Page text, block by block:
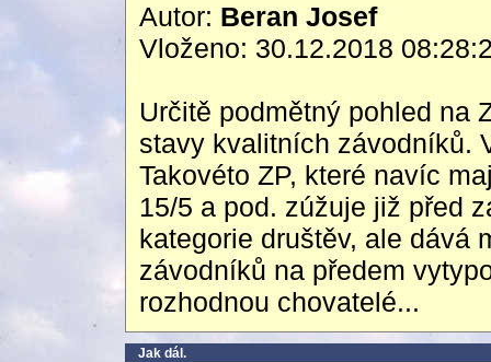
Autor: Beran Josef
Vloženo: 30.12.2018
Určitě podmětný pohled na
stavy kvalitních závodníků.
Takovéto ZP, které navíc
15/5 a pod. zúžuje již před
kategorie društěv, ale dává
závodníků na předem
rozhodnou chovatelé...
Jak dál.